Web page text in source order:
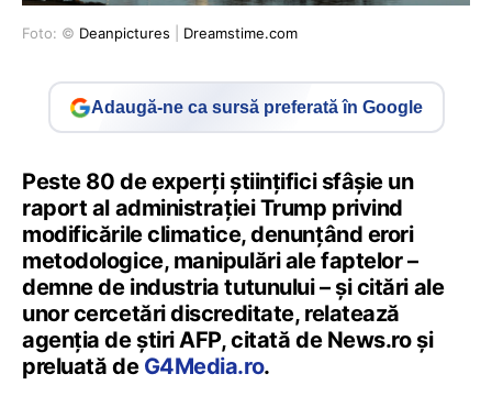
Foto: © Deanpictures Dreamstime.com
Adaugă-ne ca sursă preferată în Google
Peste 80 de experţi ştiinţifici sfâşie un
raport al administraţiei Trump privind
modificările climatice, denunţând erori
metodologice, manipulări ale faptelor –
demne de industria tutunului – şi citări ale
unor cercetări discreditate, relatează
agenția de știri AFP, citată de News.ro și
preluată de G4Media.ro.